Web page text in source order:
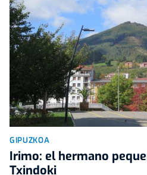
GIPUZKOA
Irimo: el hermano
Txindoki